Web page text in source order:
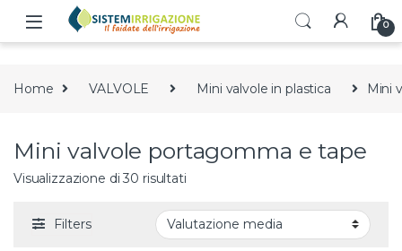
Skip to navigation
Skip to content
0
Home VALVOLE Mini valvole in plastica Mini
Mini valvole portagomma e tape
Visualizzazione di 30 risultatiValutazione media
Filters